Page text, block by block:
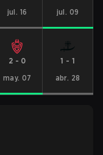
jul. 16
jul. 09
2 - 0
may. 07
1 - 1
abr. 28